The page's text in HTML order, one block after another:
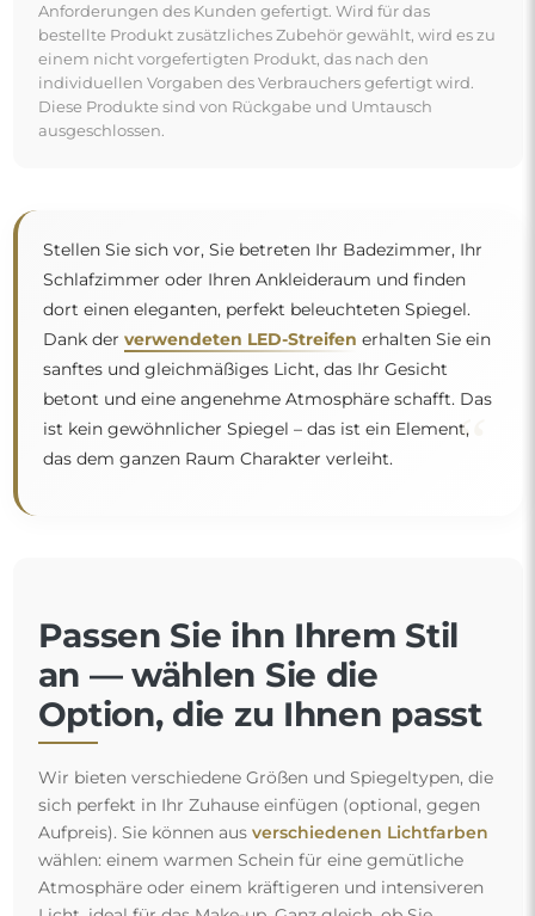
Anforderungen des Kunden gefertigt. Wird für das
bestellte Produkt zusätzliches Zubehör gewählt, wird es zu
einem nicht vorgefertigten Produkt, das nach den
individuellen Vorgaben des Verbrauchers gefertigt wird.
Diese Produkte sind von Rückgabe und Umtausch
ausgeschlossen.
Stellen Sie sich vor, Sie betreten Ihr Badezimmer, Ihr
Schlafzimmer oder Ihren Ankleideraum und finden
dort einen eleganten, perfekt beleuchteten Spiegel.
Dank der verwendeten LED-Streifen erhalten Sie ein
sanftes und gleichmäßiges Licht, das Ihr Gesicht
betont und eine angenehme Atmosphäre schafft. Das
ist kein gewöhnlicher Spiegel – das ist ein Element,
das dem ganzen Raum Charakter verleiht.
“
Passen Sie ihn Ihrem Stil
an — wählen Sie die
Option, die zu Ihnen passt
Wir bieten verschiedene Größen und Spiegeltypen, die
sich perfekt in Ihr Zuhause einfügen (optional, gegen
Aufpreis). Sie können aus verschiedenen Lichtfarben
wählen: einem warmen Schein für eine gemütliche
Atmosphäre oder einem kräftigeren und intensiveren